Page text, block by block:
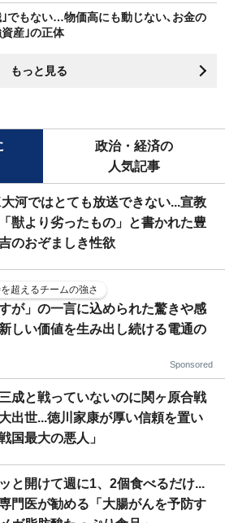
｣でもない…物価高にも動じない､お金の
産｣の正体
もっと見る
政治・経済の
人気記事
河ではとても放送できない...宣教
獣より劣ったもの」と書かれた豊
のおぞましき性欲
超えるチームの強さ
すが」の一言に込められた驚きや感
しい価値を生み出し続ける電通の
Sponsored
成と戦っていないのに関ヶ原合戦
出世...徳川家康が厚い信頼を置い
国最大の悪人」
と開けて週に1、2個食べるだけ...
門医が勧める「大腸がんを予防す